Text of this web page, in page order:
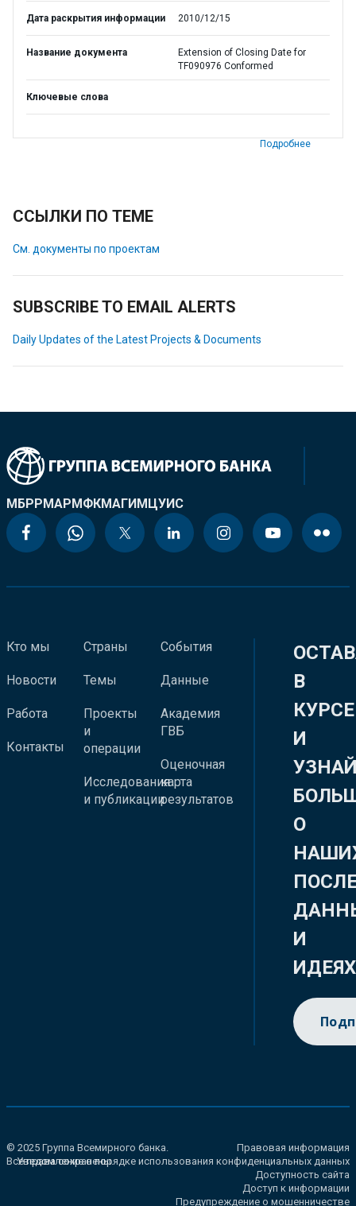
Дата раскрытия информации 2010/12/15
Название документа
Extension of Closing Date for
TF090976 Conformed
Ключевые слова
Подробнее
ССЫЛКИ ПО ТЕМЕ
См. документы по проектам
SUBSCRIBE TO EMAIL ALERTS
Daily Updates of the Latest Projects & Documents
МБРРМАРМФКМАГИМЦУИС
Кто мы
Новости
Работа
Контакты
Страны
Темы
Проекты
и
операции
Исследования
и публикации
События
Данные
Академия
ГВБ
Оценочная
карта
результатов
В
КУРСЕ
И
О
И
ИДЕЯХ
© 2025 Группа Всемирного банка.
Все права сохранены.
Правовая информация
Уведомление о порядке использования конфиденциальных данных
Доступность сайта
Доступ к информации
Предупреждение о мошенничестве